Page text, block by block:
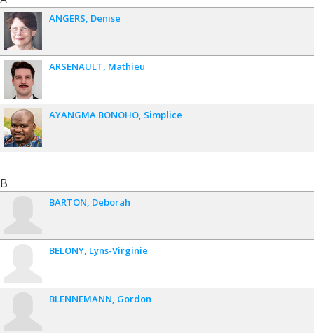
ANGERS Denise
ARSENAULT Mathieu
AYANGMA BONOHO Simplice
B
BARTON Deborah
BELONY Lyns-Virginie
BLENNEMANN Gordon